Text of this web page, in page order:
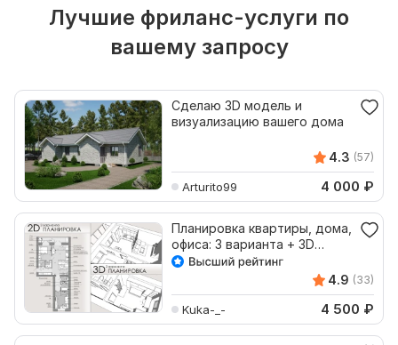
Лучшие фриланс-услуги по
вашему запросу
Сделаю 3D модель и
визуализацию вашего дома
4.3 (57)
Arturito99 4 000 ₽
Планировка квартиры, дома,
офиса: 3 варианта + 3D
модель
4.9 (33)
Kuka-_- 4 500 ₽